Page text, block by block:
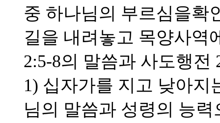
중 하나님의 부르심을확
길을 내려놓고 목양사역
2:5-8의 말씀과 사도행전
1) 십자가를 지고 낮아지
님의 말씀과 성령의 능